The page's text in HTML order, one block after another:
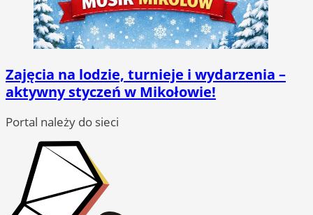
Zajęcia na lodzie, turnieje i wydarzenia –
aktywny styczeń w Mikołowie!
Portal należy do sieci